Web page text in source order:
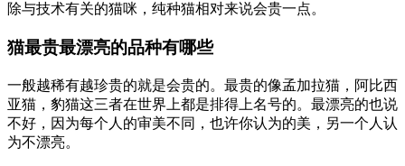
除与技术有关的猫咪，纯种猫相对来说会贵一点。
猫最贵最漂亮的品种有哪些
一般越稀有越珍贵的就是会贵的。最贵的像孟加拉猫，阿比西
亚猫，豹猫这三者在世界上都是排得上名号的。最漂亮的也说
不好，因为每个人的审美不同，也许你认为的美，另一个人认
为不漂亮。